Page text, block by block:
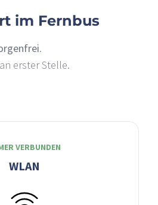
im Fernbus
.
erster Stelle.
VERBUNDEN
WLAN